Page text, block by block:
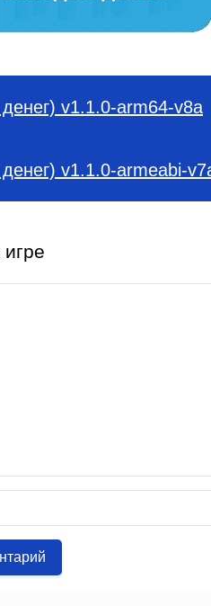
v1.1.0-arm64-v8a
v1.1.0-armeabi-